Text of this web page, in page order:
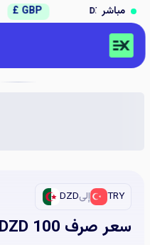
مباشرGBP £
↘
DZDإلى TRY
سعر صرف 100 DZD إلى TRY اليوم